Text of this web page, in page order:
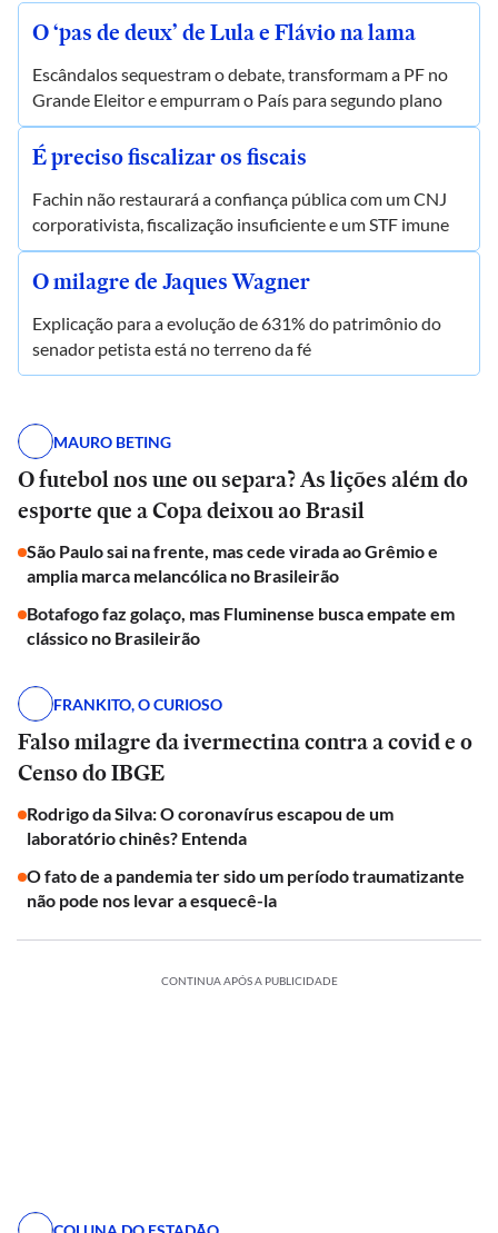
O ‘pas de deux’ de Lula e Flávio na lama
Escândalos sequestram o debate, transformam a PF no
Grande Eleitor e empurram o País para segundo plano
É preciso fiscalizar os fiscais
Fachin não restaurará a confiança pública com um CNJ
corporativista, fiscalização insuficiente e um STF imune
O milagre de Jaques Wagner
Explicação para a evolução de 631% do patrimônio do
senador petista está no terreno da fé
MAURO BETING
O futebol nos une ou separa? As lições além do
esporte que a Copa deixou ao Brasil
São Paulo sai na frente, mas cede virada ao Grêmio e
amplia marca melancólica no Brasileirão
Botafogo faz golaço, mas Fluminense busca empate em
clássico no Brasileirão
FRANKITO, O CURIOSO
Falso milagre da ivermectina contra a covid e o
Censo do IBGE
Rodrigo da Silva: O coronavírus escapou de um
laboratório chinês? Entenda
O fato de a pandemia ter sido um período traumatizante
não pode nos levar a esquecê-la
CONTINUA APÓS A PUBLICIDADE